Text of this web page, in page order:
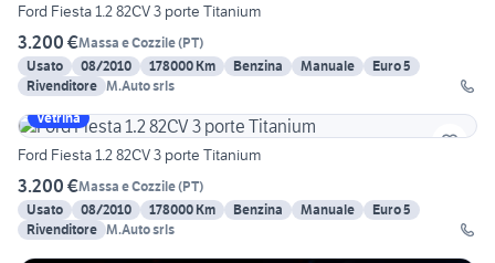
Ford Fiesta 1.2 82CV 3 porte Titanium
3.200 €Massa e Cozzile(PT)
Usato
08/2010 178000 Km Benzina Manuale
Euro 5
Rivenditore M.Auto srls
Vetrina
Ford Fiesta 1.2 82CV 3 porte Titanium
3.200 €Massa e Cozzile(PT)
Usato
08/2010 178000 Km Benzina Manuale
Euro 5
Rivenditore M.Auto srls